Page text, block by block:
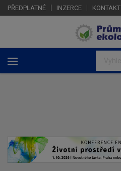
PŘEDPLATNÉ INZERCE KONTAKT